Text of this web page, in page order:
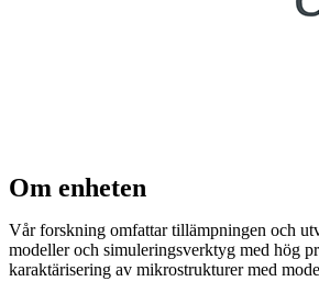
Om enheten
Vår forskning omfattar tillämpningen och
modeller och simuleringsverktyg med hög
karaktärisering av mikrostrukturer med